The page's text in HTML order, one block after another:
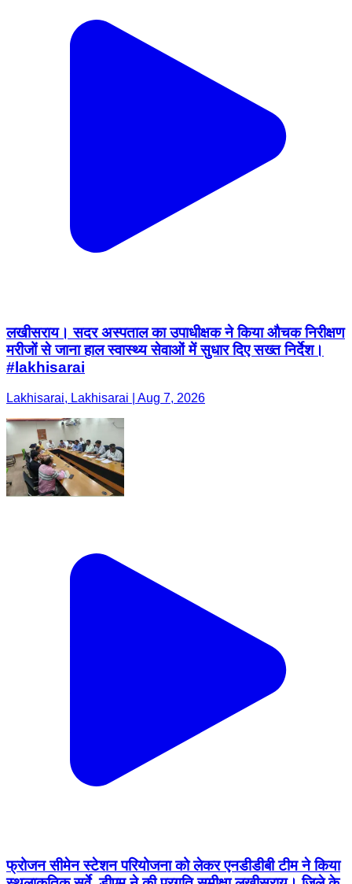
लखीसराय। सदर अस्पताल का उपाधीक्षक ने किया औचक निरीक्षण
मरीजों से जाना हाल स्वास्थ्य सेवाओं में सुधार दिए सख्त निर्देश।
#lakhisarai
Lakhisarai, Lakhisarai | Aug 7, 2026
फ्रोजन सीमेन स्टेशन परियोजना को लेकर एनडीडीबी टीम ने किया